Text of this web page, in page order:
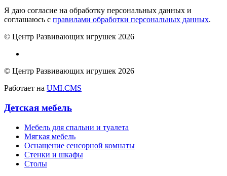
Я даю согласие на обработку персональных данных и
соглашаюсь с правилами обработки персональных данных.
© Центр Развивающих игрушек 2026
© Центр Развивающих игрушек 2026
Работает на UMI.CMS
Детская мебель
Мебель для спальни и туалета
Мягкая мебель
Оснащение сенсорной комнаты
Стенки и шкафы
Столы